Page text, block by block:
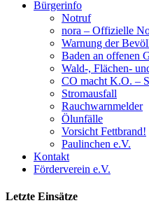
Bürgerinfo
Notruf
nora – Offizielle
Warnung der
Baden an offenen
Wald-, Flächen-
CO macht K.O. –
Stromausfall
Rauchwarnmelder
Ölunfälle
Vorsicht Fettbrand!
Paulinchen e.V.
Kontakt
Förderverein e.V.
Letzte Einsätze